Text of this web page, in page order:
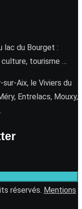
lac du Bourget :
tourisme …
Aix, le Viviers du
Entrelacs, Mouxy,
réservés. Mentions